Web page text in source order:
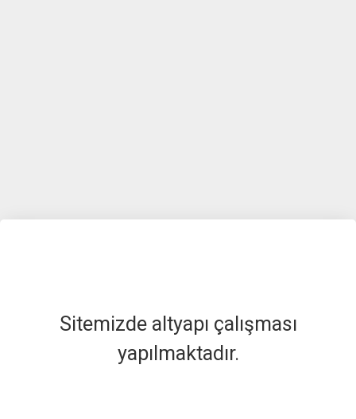
Sitemizde altyapı çalışması
yapılmaktadır.